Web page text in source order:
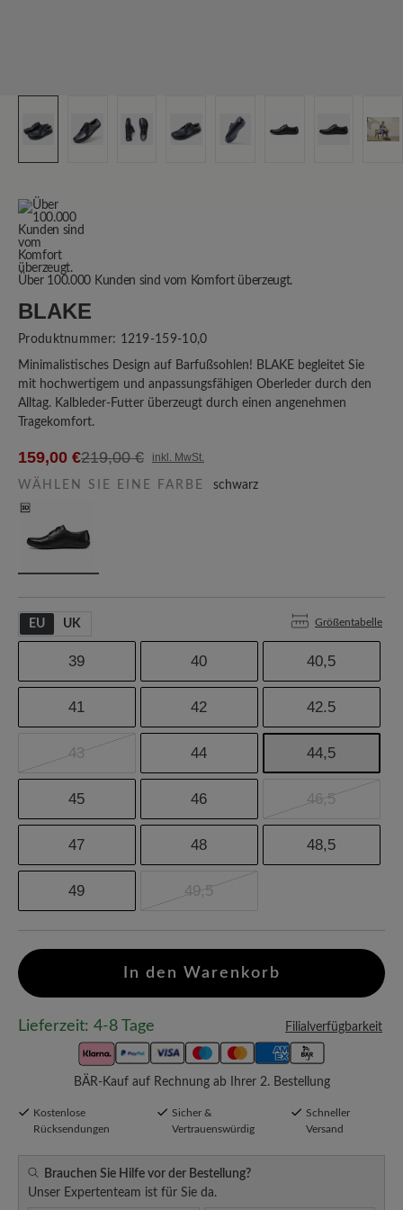
Über 100.000 Kunden sind vom Komfort überzeugt.
BLAKE
Produktnummer: 1219-159-10,0
Minimalistisches Design auf Barfußsohlen! BLAKE begleitet Sie
mit hochwertigem und anpassungsfähigen Oberleder durch den
Alltag. Kalbleder-Futter überzeugt durch einen angenehmen
Tragekomfort.
159,00 €219,00 € inkl. MwSt.
WÄHLEN SIE EINE FARBE schwarz
EU UK Größentabelle
39 40 40,5
41 42 42.5
43 44 44,5
45 46 46,5
47 48 48,5
49 49,5
In den Warenkorb
Lieferzeit: 4-8 Tage Filialverfügbarkeit
BÄR-Kauf auf Rechnung ab Ihrer 2. Bestellung
Kostenlose
Rücksendungen
Sicher &
Vertrauenswürdig
Schneller
Versand
Brauchen Sie Hilfe vor der Bestellung?
Unser Expertenteam ist für Sie da.